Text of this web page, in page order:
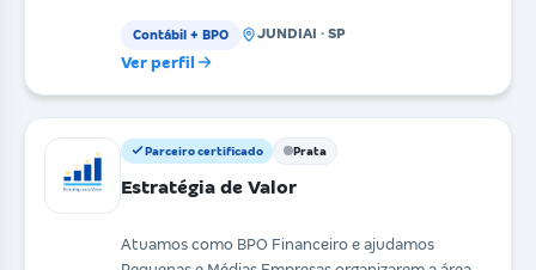
Contábil + BPO JUNDIAI · SP
Ver perfil
Parceiro certificado Prata
Estratégia de Valor
Atuamos como BPO Financeiro e ajudamos